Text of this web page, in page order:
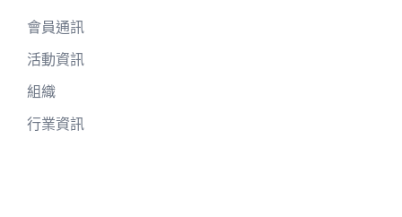
會員通訊
活動資訊
組織
行業資訊